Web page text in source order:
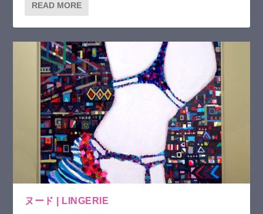
READ MORE
ヌード | LINGERIE